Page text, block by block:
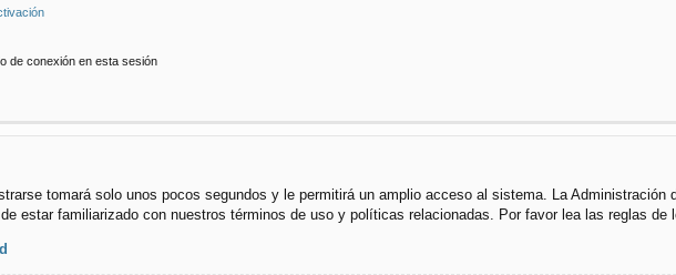
de conexión en esta sesión
tomará solo unos pocos segundos y le permitirá un amplio acceso al sistema. La
estar familiarizado con nuestros términos de uso y políticas relacionadas. Por favor lea las reglas de